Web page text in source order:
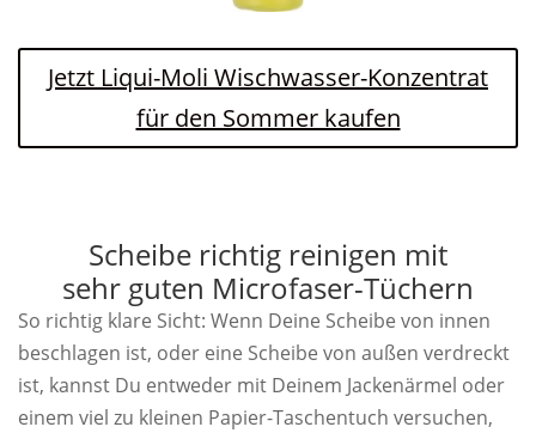
Jetzt Liqui-Moli Wischwasser-Konzentrat
für den Sommer kaufen
Scheibe richtig reinigen mit
sehr guten Microfaser-Tüchern
So richtig klare Sicht: Wenn Deine Scheibe von innen
beschlagen ist, oder eine Scheibe von außen verdreckt
ist, kannst Du entweder mit Deinem Jackenärmel oder
einem viel zu kleinen Papier-Taschentuch versuchen,